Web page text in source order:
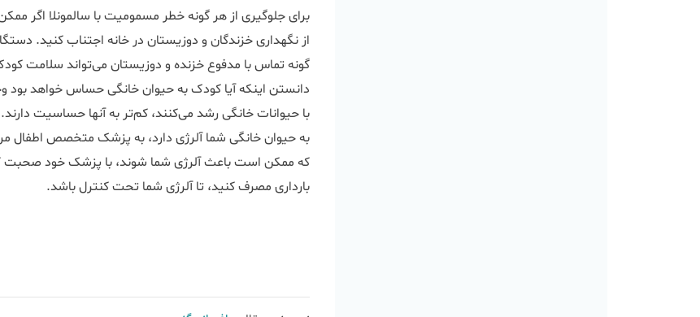
برای جلوگیری از هر گونه خطر مسمومیت با سالمونلا اگر
از نگهداری خزندگان و دوزیستان در خانه اجتناب کنید.
گونه تماس با مدفوع خزنده و دوزیستان می‌تواند سلامت
دانستن اینکه آیا کودک به حیوان خانگی حساس خواهد بود
با حیوانات خانگی رشد می‌کنند، کم‌تر به آن­ها حساسیت
به حیوان خانگی شما آلرژی دارد، به پزشک متخصص اطفال
که ممکن است باعث آلرژی شما شوند، با پزشک خود صحبت
بارداری مصرف کنید، تا آلرژی شما تحت کنترل باشد.